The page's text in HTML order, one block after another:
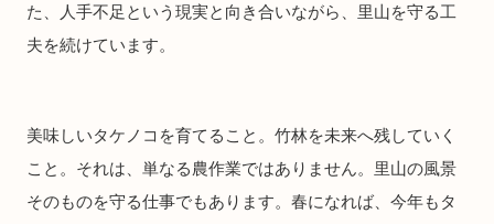
た、人手不足という現実と向き合いながら、里山を守る工
夫を続けています。
美味しいタケノコを育てること。竹林を未来へ残していく
こと。それは、単なる農作業ではありません。里山の風景
そのものを守る仕事でもあります。春になれば、今年もタ